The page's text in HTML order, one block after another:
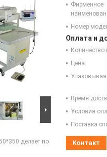
делает по
Фирменное
Номер
Оплата и
Количество
Цена:
Упаковывая
Время
Условия
Поставка
Контакт